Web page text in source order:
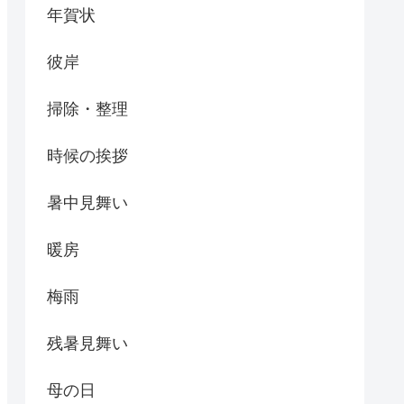
年賀状
彼岸
掃除・整理
時候の挨拶
暑中見舞い
暖房
梅雨
残暑見舞い
母の日